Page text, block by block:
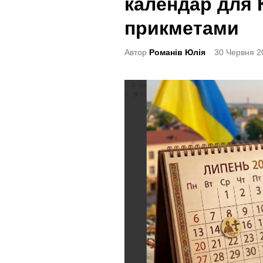
e
d
i
прикметами
Автор Романів Юлія 30 Червня